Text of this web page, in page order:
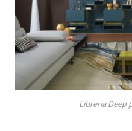
Libreria Deep